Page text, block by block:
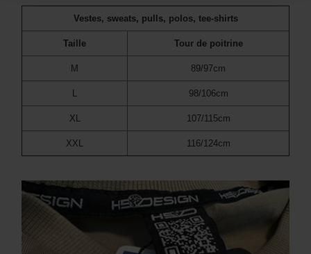
Vestes, sweats, pulls, polos, tee-shirts
Taille Tour de poitrine
M 89/97cm
98/106cm
XL 107/115cm
XXL 116/124cm